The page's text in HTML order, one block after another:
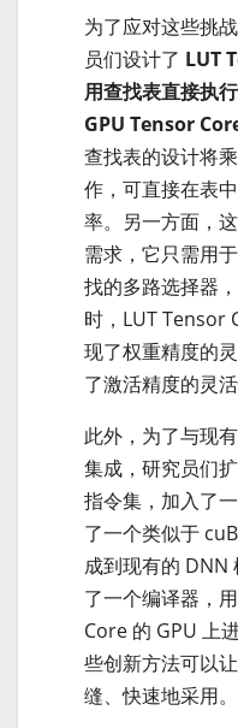
为了应对这些挑
员们设计了 LUT
用查找表直接执
GPU Tensor
查找表的设计将
作，可直接在表
率。另一方面，
需求，它只需用
找的多路选择器
时，LUT Tensor
现了权重精度的
了激活精度的灵活
此外，为了与现
集成，研究员们
指令集，加入了
了一个类似于
成到现有的 DNN
了一个编译器，
Core 的 GPU 上
些创新方法可以
缝、快速地采用。